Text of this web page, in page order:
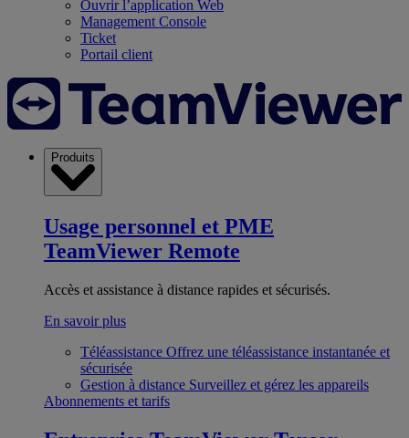
Ouvrir l’application Web
Management Console
Ticket
Portail client
Produits
Usage personnel et PME
TeamViewer Remote
Accès et assistance à distance rapides et sécurisés.
En savoir plus
Téléassistance Offrez une téléassistance instantanée et
sécurisée
Gestion à distance Surveillez et gérez les appareils
Abonnements et tarifs